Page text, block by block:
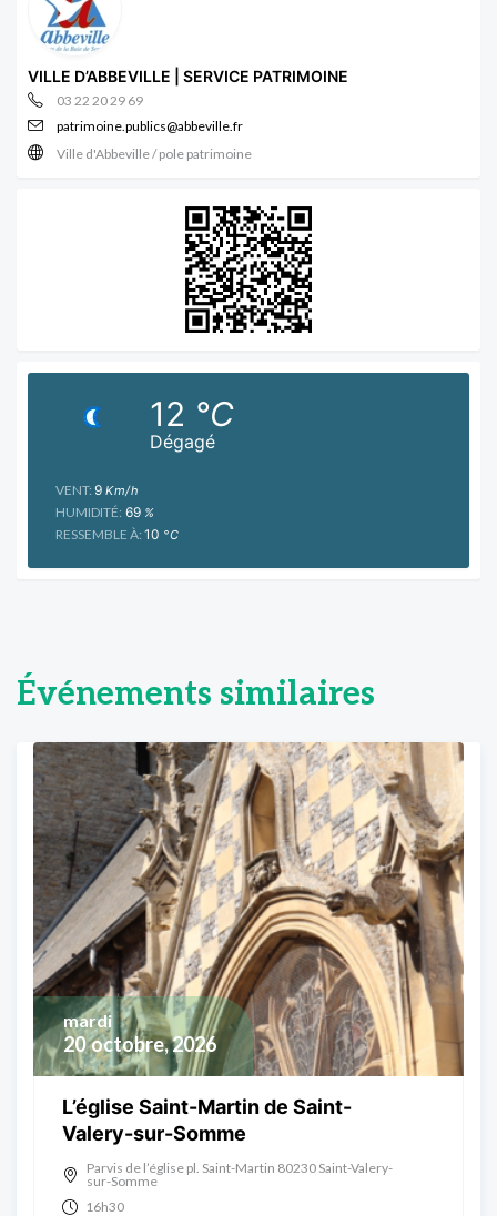
VILLE D’ABBEVILLE | SERVICE PATRIMOINE
03 22 20 29 69
patrimoine.publics@abbeville.fr
Ville d'Abbeville / pole patrimoine
Dégagé
12 °C
VENT: 9 Km/h
HUMIDITÉ: 69 %
RESSEMBLE À: 10 °C
Événements similaires
20 octobre, 2026
mardi
L’église Saint-Martin de Saint-
Valery-sur-Somme
Parvis de l’église pl. Saint-Martin 80230 Saint-Valery-
sur-Somme
16h30